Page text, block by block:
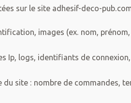
sur le site adhesif-deco-
images (ex. nom,
Ip, logs, identifiants de
du site : nombre de commandes,